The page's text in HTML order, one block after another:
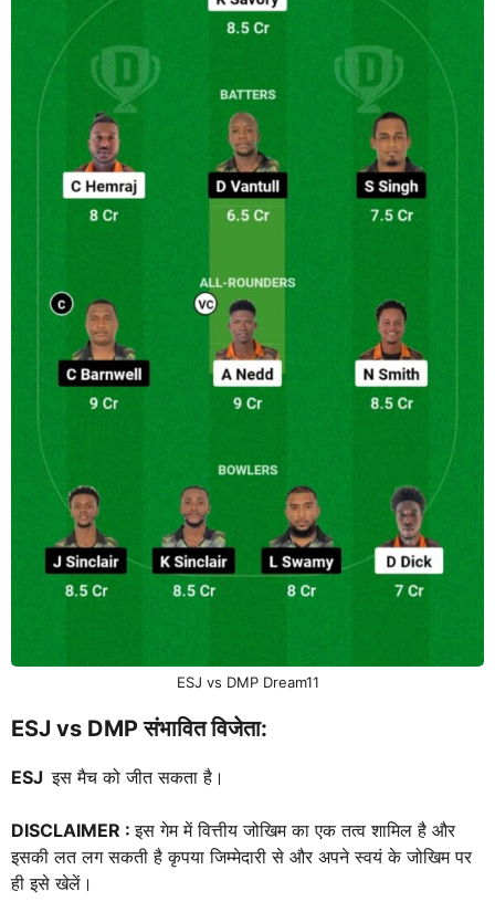
ESJ vs DMP Dream11
ESJ vs DMP संभावित विजेता:
ESJइस मैच को जीत सकता है।
DISCLAIMER :इस गेम में वित्तीय जोखिम का एक तत्व शामिल है और
इसकी लत लग सकती है कृपया जिम्मेदारी से और अपने स्वयं के जोखिम पर
ही इसे खेलें।